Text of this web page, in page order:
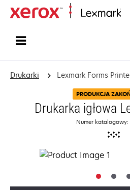
Drukarki Lexmark Forms
PRODUKCJA
Drukarka igłowa
Numer katalogowy: